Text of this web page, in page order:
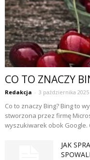
CO TO ZNACZY
Redakcja - 3 października 2025
Co to znaczy Bing? Bing to
stworzona przez firmę
wyszukiwarek obok Google.
JAK